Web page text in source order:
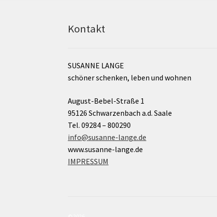
Kontakt
SUSANNE LANGE
schöner schenken, leben und wohnen
August-Bebel-Straße 1
95126 Schwarzenbach a.d. Saale
Tel. 09284 – 800290
info@susanne-lange.de
www.susanne-lange.de
IMPRESSUM